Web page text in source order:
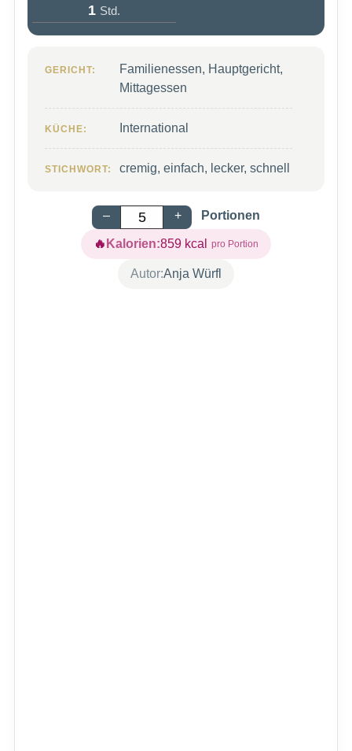
1 Stunde
Std.
GERICHT:
Familienessen, Hauptgericht,
Mittagessen
KÜCHE: International
STICHWORT: cremig, einfach, lecker, schnell
– + Portionen
Kalorien:859 kcal
Autor:Anja Würfl